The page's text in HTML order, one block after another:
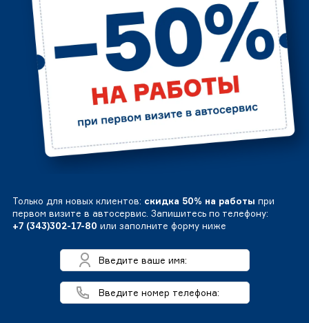
Только для новых клиентов: скидка 50% на работы при
первом визите в автосервис. Запишитесь по телефону:
+7 (343)302-17-80 или заполните форму ниже